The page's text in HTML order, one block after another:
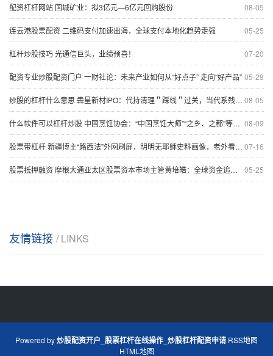
08-05
配资杠杆网站 国城矿业：拟3亿元—6亿元回购股份
05-25
连云港股票配资 二维码支付加速出海，全球支付本地化趋势走强
07-20
杠杆炒股技巧 光通信巨头，业绩预喜！
05-28
配资专业炒股配资门户 一财社论：未来产业如何从“好点子” 走向“好产品”
08-05
炒股的杠杆什么意思 犇星新材IPO：代持清理＂踩线＂过关，当代系残余资本＂借壳＂潜伏，关联采购两年飙至5.1亿，1.6亿诉讼悬而未决
08-09
什么软件可以杠杆炒股 中国烹饪协会：“中国烹饪大师”“之乡、之都”等称号全部作废
07-16
股票带杠杆 新疆博主“路西法”外网刷屏，明明无耶稣史料画像，老外看见他为何慌了神
05-25
股票抵押融资 摩根大通亚太区股票资本市场主管黄培皓：全球资金追捧港股IPO 亚太地区整体融资规模有望创近五年新高
友情链接 / LINKS
Powered by炒股配资开户_股票杠杆在线操作_炒股杠杆配资申请 RSS地图
HTML地图